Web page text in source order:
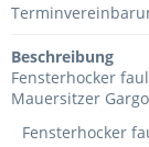
Beschreibung
Fensterhocker
Mauersitzer
Fensterhocker